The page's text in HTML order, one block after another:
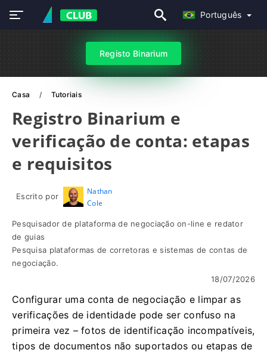
Português
Registo Binarium
Casa Tutoriais
Registro Binarium e
verificação de conta: etapas
e requisitos
Escrito por
Nathan
Cole
Pesquisador de plataforma de negociação on-line e redator
de guias
Pesquisa plataformas de corretoras e sistemas de contas de
negociação.
18/07/2026
Configurar uma conta de negociação e limpar as
verificações de identidade pode ser confuso na
primeira vez – fotos de identificação incompatíveis,
tipos de documentos não suportados ou etapas de